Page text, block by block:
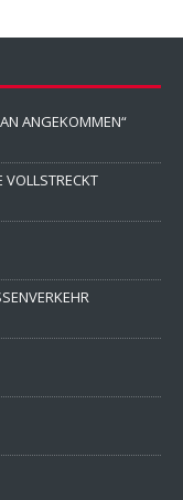
ANGEKOMMEN“
VOLLSTRECKT